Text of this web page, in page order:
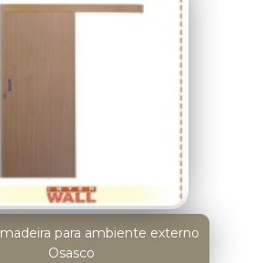
para ambiente externo
Osasco